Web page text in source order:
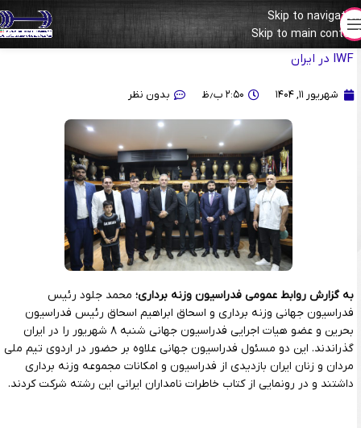
Skip to navigation
Skip to main content
گزارش تصویری از حضور رئیس فدراسیون جهانی و عضو هیات اجرایی
IWF در ایران
شهریور ۱۱, ۱۴۰۴ ۲:۵۰ ب٫ظ بدون نظر
به گزارش روابط عمومی فدراسیون وزنه برداری؛ محمد جلود رئیس
فدراسیون جهانی وزنه برداری و اسحاق ابراهیم اسحاق رئیس فدراسیون
بحرین و عضو هیات اجرایی فدراسیون جهانی شنبه ۸ شهریور را در ایران
گذراندند. این دو مسئول فدراسیون جهانی علاوه بر حضور در اردوی تیم ملی
مردان و زنان ایران بازدیدی از فدراسیون و امکانات مجموعه وزنه برداری
داشتند و در رونمایی از کتاب خاطرات نامداران ایرانی این رشته شرکت کردند.